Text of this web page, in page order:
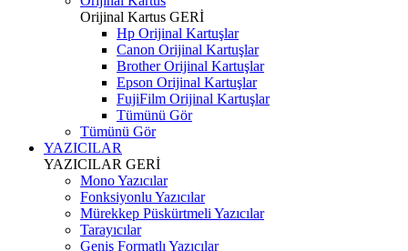
Orijinal Kartus GERİ
Hp Orijinal Kartuşlar
Canon Orijinal Kartuşlar
Brother Orijinal Kartuşlar
Epson Orijinal Kartuşlar
FujiFilm Orijinal Kartuşlar
Tümünü Gör
Tümünü Gör
YAZICILAR
YAZICILAR GERİ
Mono Yazıcılar
Fonksiyonlu Yazıcılar
Mürekkep Püskürtmeli Yazıcılar
Tarayıcılar
Geniş Formatlı Yazıcılar